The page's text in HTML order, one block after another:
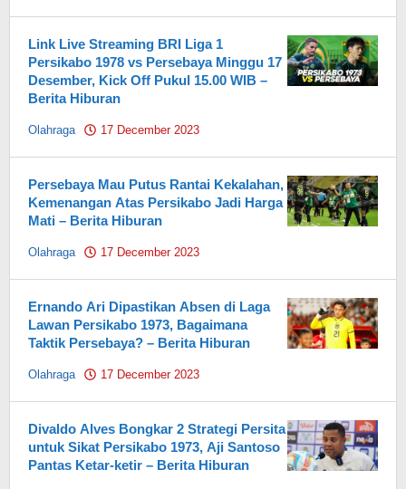
Link Live Streaming BRI Liga 1
Persikabo 1978 vs Persebaya Minggu 17
Desember, Kick Off Pukul 15.00 WIB –
Berita Hiburan
Olahraga 17 December 2023
Persebaya Mau Putus Rantai Kekalahan,
Kemenangan Atas Persikabo Jadi Harga
Mati – Berita Hiburan
Olahraga 17 December 2023
Ernando Ari Dipastikan Absen di Laga
Lawan Persikabo 1973, Bagaimana
Taktik Persebaya? – Berita Hiburan
Olahraga 17 December 2023
Divaldo Alves Bongkar 2 Strategi Persita
untuk Sikat Persikabo 1973, Aji Santoso
Pantas Ketar-ketir – Berita Hiburan